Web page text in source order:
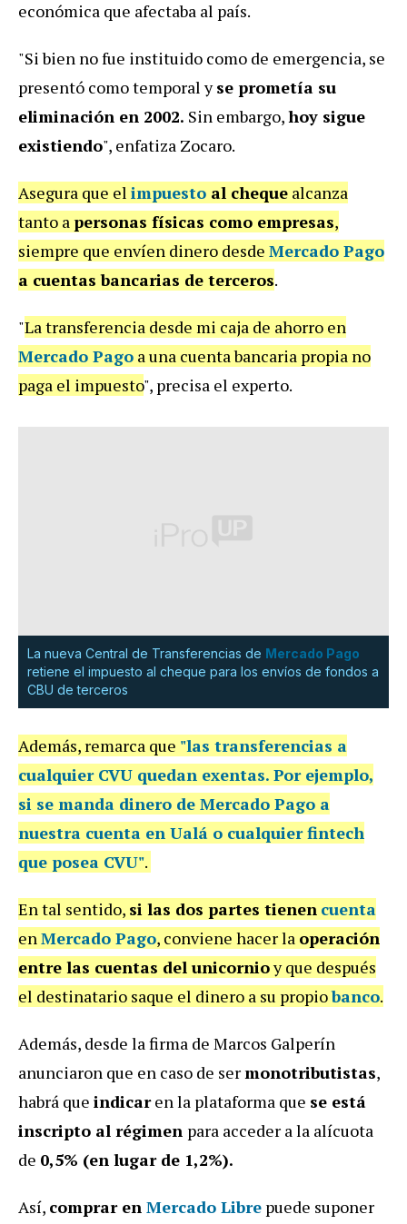
económica que afectaba al país.
"Si bien no fue instituido como de emergencia, se
presentó como temporal yse prometía su
eliminación en 2002. Sin embargo,hoy sigue
existiendo", enfatiza Zocaro.
Asegura que el impuesto al cheque alcanza
tanto apersonas físicas como empresas,
siempre que envíen dinero desde Mercado Pago
a cuentas bancarias de terceros.
"La transferencia desde mi caja de ahorro en
Mercado Pago a una cuenta bancaria propia no
paga el impuesto", precisa el experto.
La nueva Central de Transferencias de Mercado Pago
retiene el impuesto al cheque para los envíos de fondos a
CBU de terceros
Además, remarca que "las transferencias a
cualquier CVU quedan exentas. Por ejemplo,
si se manda dinero de Mercado Pago a
nuestra cuenta en Ualá o cualquier fintech
que posea CVU".
En tal sentido, si las dos partes tienen cuenta
enMercado Pago, conviene hacer la operación
entre las cuentas del unicornioy que después
el destinatario saque el dinero a su propiobanco.
Además, desde la firma de Marcos Galperín
anunciaron que en caso de sermonotributistas,
habrá que indicaren la plataforma que se está
inscripto al régimen para acceder a la alícuota
de 0,5% (en lugar de 1,2%).
Así, comprar en Mercado Libre puede suponer